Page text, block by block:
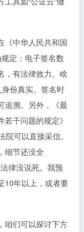
《中华人民共和国
定：电子签名数
，有法律效力。啥
身份真实、签名时
追溯。另外，《最
干问题的规定》
可以直接采信。
细节还没全
律没说死。我预
10年以上，或者要
咱们可以探讨下方